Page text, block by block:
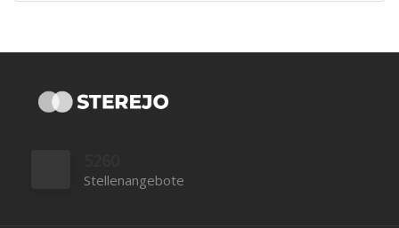
Stellenangebote